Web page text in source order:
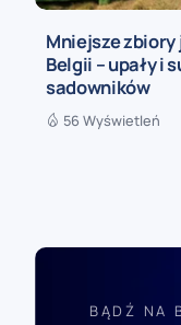
Mniejsze zbiory
Belgii – upały i
sadowników
56 Wyświetleń
BĄDŹ NA